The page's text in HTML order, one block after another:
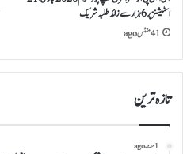
اسٹیشنز پر 6 ہزار سے زائد طلبہ شریک
41 منٹس ago
تازہ ترین
1 منٹ ago